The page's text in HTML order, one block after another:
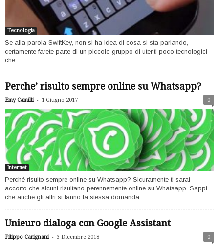
Tecnologia
Se alla parola SwiftKey, non si ha idea di cosa si sta parlando,
certamente farete parte di un piccolo gruppo di utenti poco tecnologici
che...
Perche’ risulto sempre online su Whatsapp?
Emy Camilli - 1 Giugno 2017 0
Internet
Perché risulto sempre online su Whatsapp? Sicuramente ti sarai
accorto che alcuni risultano perennemente online su Whatsapp. Sappi
che anche gli altri si fanno la stessa domanda...
Unieuro dialoga con Google Assistant
Filippo Carignani - 3 Dicembre 2018 0